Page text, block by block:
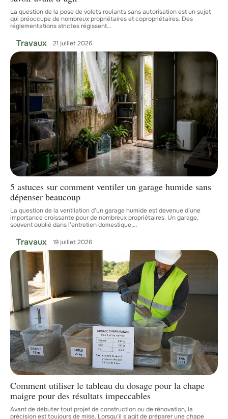
La question de la pose de volets roulants sans autorisation est un sujet
qui préoccupe de nombreux propriétaires et copropriétaires. Des
réglementations strictes régissent…
Travaux 21 juillet 2026
5 astuces sur comment ventiler un garage humide sans
dépenser beaucoup
La question de la ventilation d’un garage humide est devenue d’une
importance croissante pour de nombreux propriétaires. Un garage,
souvent oublié dans l’entretien domestique,…
Travaux 19 juillet 2026
Comment utiliser le tableau du dosage pour la chape
maigre pour des résultats impeccables
Avant de débuter tout projet de construction ou de rénovation, la
précision est toujours de mise. Lorsqu'il s'agit de préparer une chape